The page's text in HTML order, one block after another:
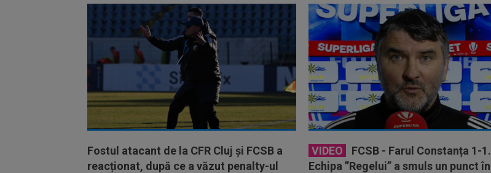
Fostul atacant de la CFR Cluj și FCSB a
reacționat, după ce a văzut penalty-ul
VIDEO
FCSB - Farul Constanța 1-1.
Echipa ”Regelui” a smuls un punct în